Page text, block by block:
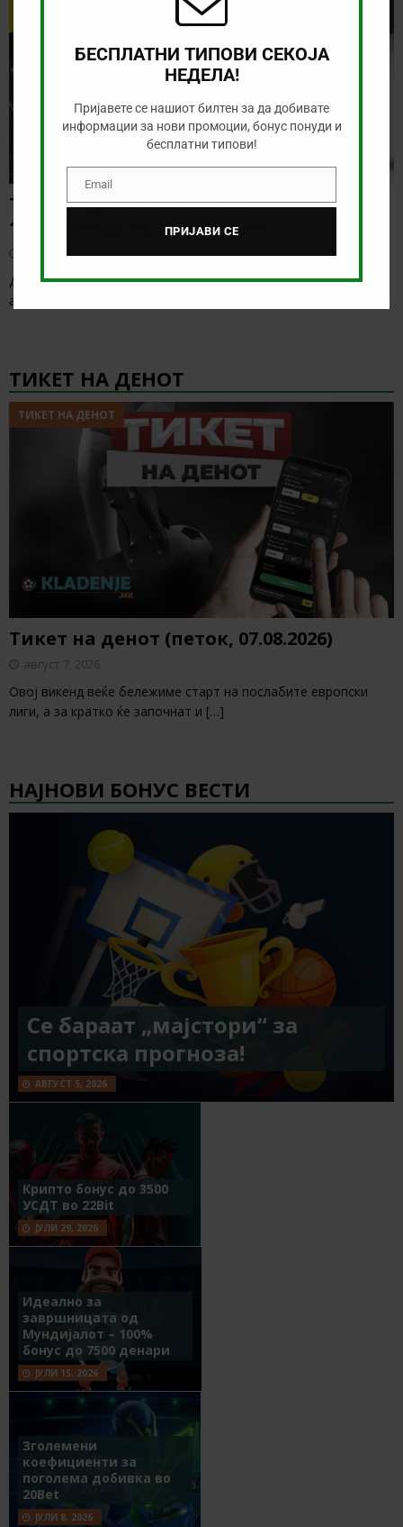
ТИП НА ДЕНОТ (07.08.2026,
19:00) САНДЕФЈОРД – КФУМ
август 7, 2026
Денес нема солидна понуда за обложување, а ние ќе го
анализираме дуелот од норвешката лига
ТИКЕТ НА ДЕНОТ
ТИКЕТ НА ДЕНОТ
Тикет на денот (петок, 07.08.2026)
август 7, 2026
Овој викенд веќе бележиме старт на послабите европски
лиги, а за кратко ќе започнат и […]
НАЈНОВИ БОНУС ВЕСТИ
Се бараат „мајстори“ за
спортска прогноза!
АВГУСТ 5, 2026
Крипто бонус до 3500
УСДТ во 22Bit
ЈУЛИ 29, 2026
Идеално за
завршницата од
Мундијалот – 100%
бонус до 7500 денари
ЈУЛИ 15, 2026
Зголемени
коефициенти за
поголема добивка во
20Bet
ЈУЛИ 8, 2026
БЕСПЛАТНИ ТИПОВИ СЕКОЈА
НЕДЕЛА!
Пријавете се нашиот билтен за да добивате
информации за нови промоции, бонус понуди и
бесплатни типови!
EmailEmail
ПРИЈАВИ СЕ